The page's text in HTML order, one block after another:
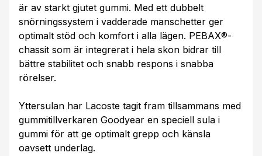
är av starkt gjutet gummi. Med ett dubbelt
snörningssystem i vadderade manschetter ger
optimalt stöd och komfort i alla lägen. PEBAX®-
chassit som är integrerat i hela skon bidrar till
bättre stabilitet och snabb respons i snabba
rörelser.
Yttersulan har Lacoste tagit fram tillsammans med
gummitillverkaren Goodyear en speciell sula i
gummi för att ge optimalt grepp och känsla
oavsett underlag.